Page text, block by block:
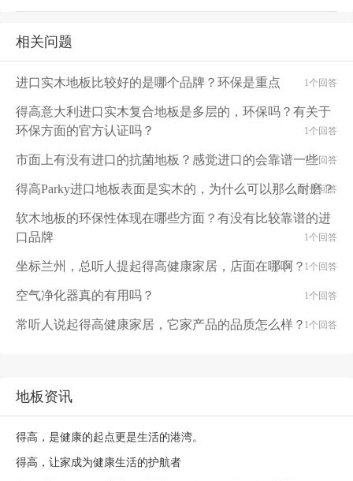
相关问题
进口实木地板比较好的是哪个品牌？环保是重点 1个回答
得高意大利进口实木复合地板是多层的，环保吗？有关于
环保方面的官方认证吗？
1个回答
市面上有没有进口的抗菌地板？感觉进口的会靠谱一些1个回答
得高Parky进口地板表面是实木的，为什么可以那么耐磨？
1个回答
软木地板的环保性体现在哪些方面？有没有比较靠谱的进
口品牌
1个回答
坐标兰州，总听人提起得高健康家居，店面在哪啊？1个回答
空气净化器真的有用吗？ 1个回答
常听人说起得高健康家居，它家产品的品质怎么样？1个回答
地板资讯
得高，是健康的起点更是生活的港湾。
得高，让家成为健康生活的护航者